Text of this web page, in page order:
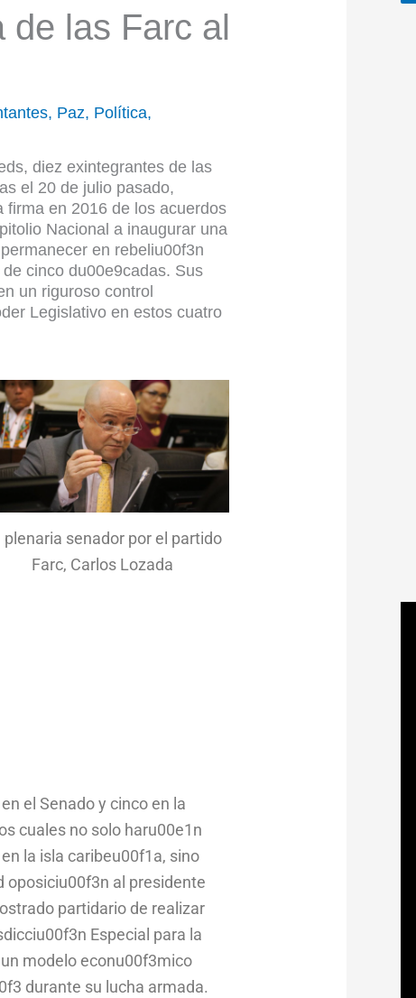
las Farc al
, Paz, Política,
diez exintegrantes de las
el 20 de julio pasado,
en 2016 de los acuerdos
Nacional a inaugurar una
en rebeliu00f3n
cinco du00e9cadas. Sus
un riguroso control
Legislativo en estos cuatro
plenaria senador por el partido
Farc, Carlos Lozada
el Senado y cinco en la
cuales no solo haru00e1n
la isla caribeu00f1a, sino
al presidente
partidario de realizar
Especial para la
modelo econu00f3mico
durante su lucha armada.